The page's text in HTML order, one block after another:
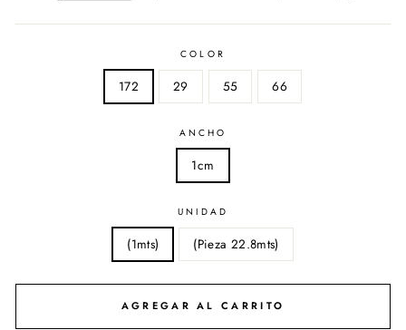
COLOR
172 29 55 66
ANCHO
1cm
UNIDAD
(1mts) (Pieza 22.8mts)
AGREGAR AL CARRITO